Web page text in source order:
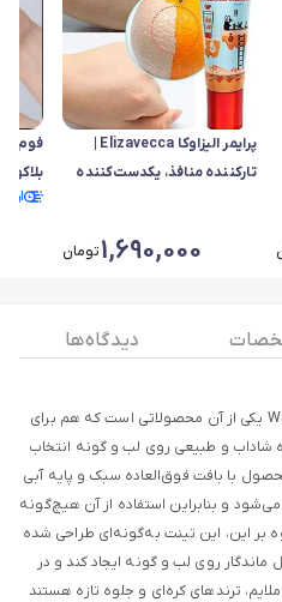
تارکننده منافذ، یکدست‌کننده
1,690,000تومان
فوم
Whip
دیدگاه ها
تینت لب و گونه اتود هاوس Water Tint یکی از آن محصولاتی است که هم برای
شاداب و طبیعی روی لب و گونه انتخاب
با بافت فوق‌العاده سبک و پایه آبی
و بنابراین استفاده از آن هیچ‌گونه
بر این، این تینت به‌گونه‌ای طراحی شده
روی لب و گونه ایجاد کند و در
ترندهای کره‌ای و جلوه تازه هستند